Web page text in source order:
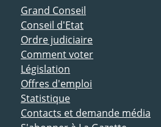
ACCÈS DIRECT
Grand Conseil
Conseil d'Etat
Ordre judiciaire
Comment voter
Législation
Offres d'emploi
Statistique
Contacts et demande média